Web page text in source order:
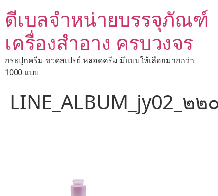
ดีเบลจำหน่ายบรรจุภัณฑ์
เครื่องสำอาง ครบวงจร
กระปุกครีม ขวดสเปรย์ หลอดครีม มีแบบให้เลือกมากกว่า
1000 แบบ
LINE_ALBUM_jy02_๒